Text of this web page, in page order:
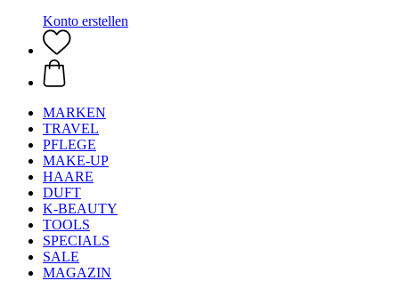
Konto erstellen
MARKEN
TRAVEL
PFLEGE
MAKE-UP
HAARE
DUFT
K-BEAUTY
TOOLS
SPECIALS
SALE
MAGAZIN